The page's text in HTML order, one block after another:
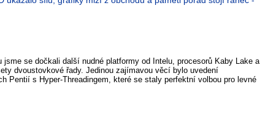
jsme se dočkali další nudné platformy od Intelu, procesorů Kaby Lake a
dvoustovkové řady. Jedinou zajímavou věcí bylo uvedení
Pentií s Hyper-Threadingem, které se staly perfektní volbou pro levné